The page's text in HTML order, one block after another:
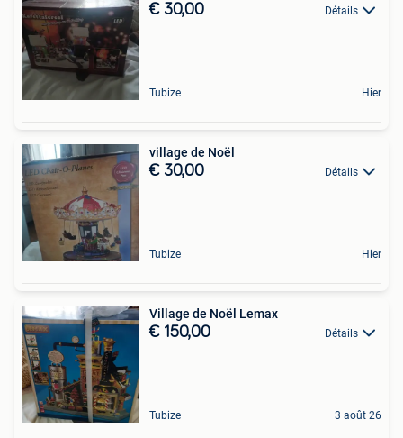
€ 30,00 Détails
Tubize Hier
village de Noël
€ 30,00 Détails
Tubize Hier
Village de Noël Lemax
€ 150,00 Détails
Tubize 3 août 26